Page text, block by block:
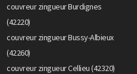
couvreur zingueur Burdignes
(42220)
couvreur zingueur Bussy-Albieux
(42260)
couvreur zingueur Cellieu (42320)